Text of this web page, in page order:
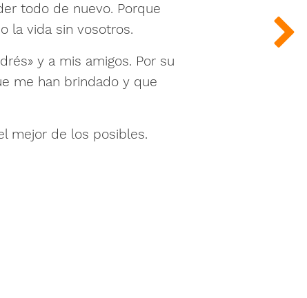
todo de nuevo. Porque
la vida sin vosotros.
y a mis amigos. Por su
me han brindado y que
mejor de los posibles.